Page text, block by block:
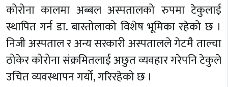
कोरोना कालमा अब्बल अस्पतालको रुपमा टेकुलाई
स्थापित गर्न डा. बास्तोलाको विशेष भूमिका रहेको छ ।
निजी अस्पताल र अन्य सरकारी अस्पतालले गेटमै ताल्चा
ठोकेर कोरोना संक्रमितलाई अछुत व्यवहार गरेपनि टेकुले
उचित व्यवस्थापन गर्यो, गरिरहेको छ ।